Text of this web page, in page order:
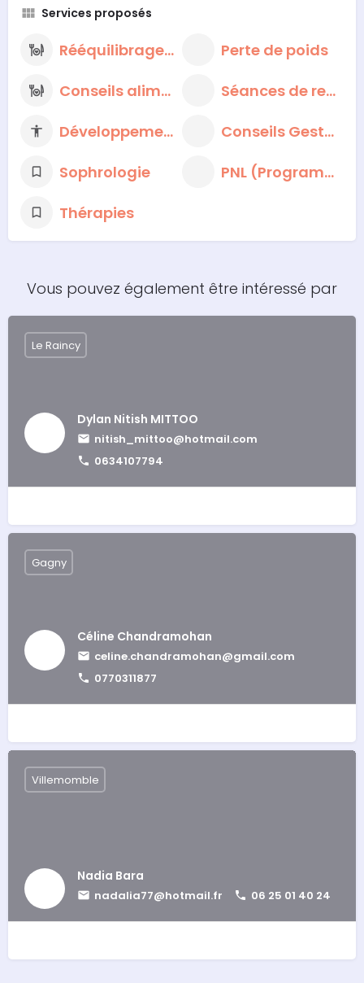
Services proposés
Rééquilibrage alimentaire
Perte de poids
Conseils alimentaires nutritionnels
Séances de respiration et de méditation
Développement personnel
Conseils Gestion du Stress
Sophrologie
PNL (Programmation neuro-linguistique)
Thérapies
Vous pouvez également être intéressé par
Dylan Nitish MITTOO
nitish_mittoo@hotmail.com
0634107794
Le Raincy
Céline Chandramohan
celine.chandramohan@gmail.com
0770311877
Gagny
Nadia Bara
nadalia77@hotmail.fr 06 25 01 40 24
Villemomble